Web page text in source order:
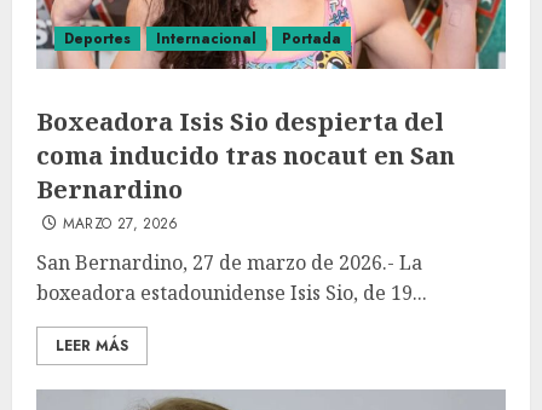
Deportes Internacional Portada
Boxeadora Isis Sio despierta del
coma inducido tras nocaut en San
Bernardino
MARZO 27, 2026
San Bernardino, 27 de marzo de 2026.- La
boxeadora estadounidense Isis Sio, de 19...
LEER MÁS